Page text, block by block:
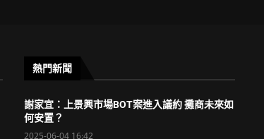
熱門新聞
謝家宜：上景興市場BOT案進入議約 攤商未來如
何安置？
2025-06-04 16:42